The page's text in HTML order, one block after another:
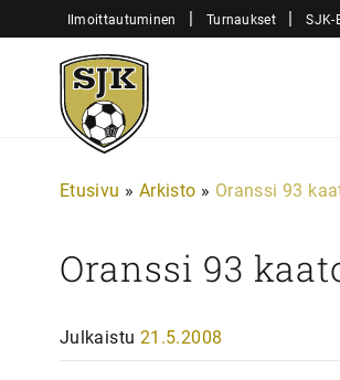
sisältöön
Ilmoittautuminen | Turnaukset | SJK-
Sjk-
Juniorit
Etusivu » Arkisto » Oranssi 93
Oranssi 93
Julkaistu 21.5.2008